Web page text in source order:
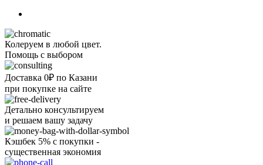
Колеруем в любой цвет.
Помощь с выбором
Доставка 0₽ по Казани
при покупке на сайте
Детально консультируем
и решаем вашу задачу
Кэшбек 5% с покупки -
существенная экономия